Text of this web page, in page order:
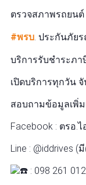
ตรวจสภาพรถยน
#พรบ. ประกันภัย
บริการรับชำระภา
เปิดบริการทุกวัน จั
สอบถามข้อมูลเพิ่ม
Facebook : ตรอ.
Line : @iddrives (
: 098 261